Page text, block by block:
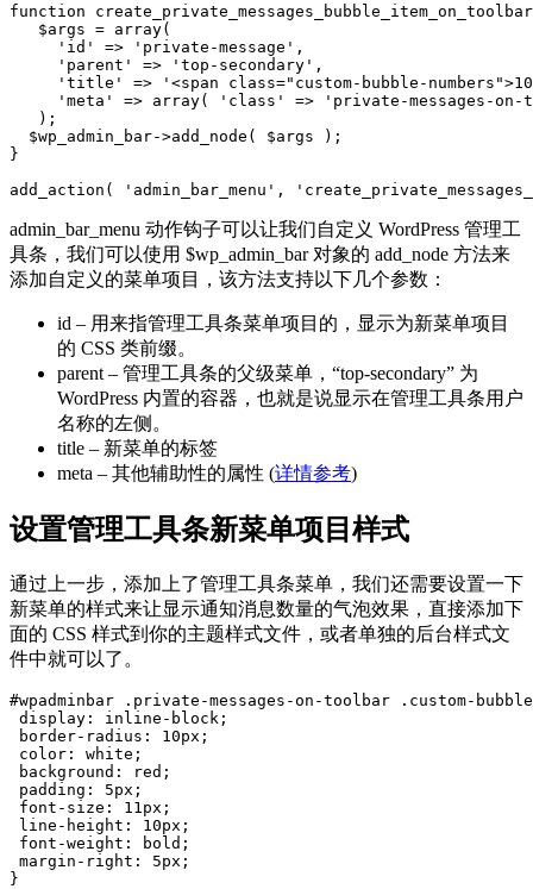
function
   $args = array(
     'id' => 'private-message',
     'parent' => 'top-secondary',
'title' => '<span class="custom-bubble-
'meta' => array( 'class' => 'private-messages-
   );
  $wp_admin_bar->add_node( $args );
}
add_action( 'admin_bar_menu',
admin_bar_menu 动作钩子可以让我们自定义 WordPress 管理工
具条，我们可以使用 $wp_admin_bar 对象的 add_node 方法来
添加自定义的菜单项目，该方法支持以下几个参数：
id – 用来指管理工具条菜单项目的，显示为新菜单项目
的 CSS 类前缀。
parent – 管理工具条的父级菜单，“top-secondary” 为
WordPress 内置的容器，也就是说显示在管理工具条用户
名称的左侧。
title – 新菜单的标签
meta – 其他辅助性的属性 (详情参考)
设置管理工具条新菜单项目样式
通过上一步，添加上了管理工具条菜单，我们还需要设置一下
新菜单的样式来让显示通知消息数量的气泡效果，直接添加下
面的 CSS 样式到你的主题样式文件，或者单独的后台样式文
件中就可以了。
#wpadminbar .private-messages-on-toolbar .custom-
display: inline-block;
border-radius: 10px;
color: white;
background: red;
padding: 5px;
font-size: 11px;
line-height: 10px;
font-weight: bold;
margin-right: 5px;
}